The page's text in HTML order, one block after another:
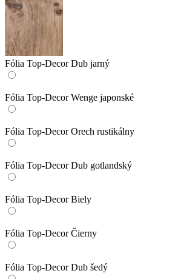
Fólia Top-Decor Dub jarný
Fólia Top-Decor Wenge japonské
Fólia Top-Decor Orech rustikálny
Fólia Top-Decor Dub gotlandský
Fólia Top-Decor Biely
Fólia Top-Decor Čierny
Fólia Top-Decor Dub šedý